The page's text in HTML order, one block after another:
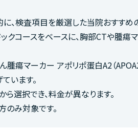
検査項目を厳選した当院おすすめの
クコースをベースに、胸部CTや腫瘍
瘍マーカー アポリポ蛋白A2（APOA2
います。
ら選択でき、料金が異なります。
み対象です。